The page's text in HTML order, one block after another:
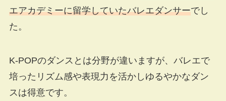
エアカデミーに留学していたバレエダンサーでし
た。
K-POPのダンスとは分野が違いますが、バレエで
培ったリズム感や表現力を活かしゆるやかなダン
スは得意です。